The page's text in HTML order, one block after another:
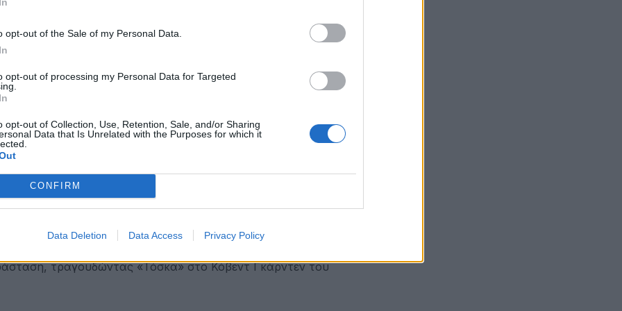
opt-out of the Sale of my Personal Data.
opt-out of processing my Personal Data for Targeted
opt-out of Collection, Use, Retention, Sale, and/or Sharing
Data that Is Unrelated with the Purposes for which it
CONFIRM
Data Deletion Data Access Privacy Policy
μαγιό μπικίνι σε υπαίθρια επίδειξη μόδας στο Παρίσι.
Υγείας της Μ. Βρετανίας.
σε όλους τους Εβραίους με νόμο το δικαίωμα να επιστρέψουν
του Κυπριακού. Προβλέπει την ένωση της Κύπρου με την
της Χερσονήσου της Καρπασίας στην Τουρκία ή
του Καστελόριζου στην Τουρκία). Θα απορριφθεί από την
τραγουδώντας «Τόσκα» στο Κόβεντ Γκάρντεν του